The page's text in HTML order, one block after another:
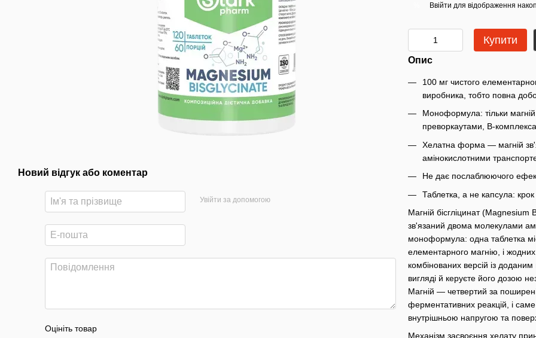
Новий відгук або коментар
Увійти за допомогою
Оцініть товар
Ввійти для відображення
Купити
Опис
100 мг чистого
виробника, тобто повна
Моноформула: тільки магній
преворкаутами, B-
Хелатна форма — магній
амінокислотними
Не дає послаблюючого
Таблетка, а не капсула:
Магній бісгліцинат
зв'язаний двома молекулами
моноформула: одна таблетка
елементарного магнію, і
комбінованих версій із
вигляді й керуєте його дозою
Магній — четвертий за
ферментативних реакцій, і
внутрішньою напругою та
Механізм засвоєння хелату